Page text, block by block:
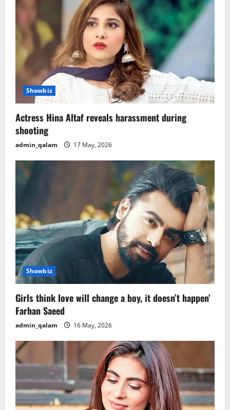
i
g
a
t
i
o
n
Showbiz
Actress Hina Altaf reveals harassment during
shooting
admin_qalam 17 May, 2026
Showbiz
Girls think love will change a boy, it doesn’t happen’
Farhan Saeed
admin_qalam 16 May, 2026